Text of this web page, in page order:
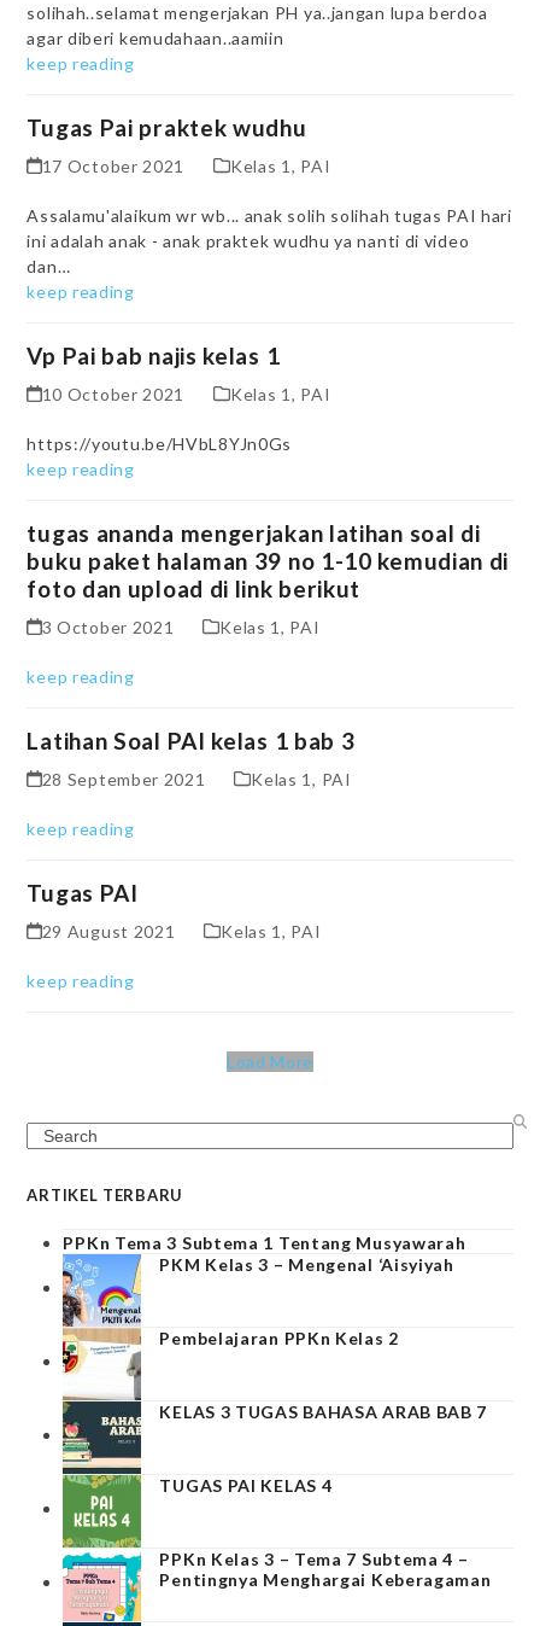
solihah..selamat mengerjakan PH ya..jangan lupa berdoa
agar diberi kemudahaan..aamiin
keep reading
Tugas Pai praktek wudhu
17 October 2021 Kelas 1 , PAI
Assalamu'alaikum wr wb... anak solih solihah tugas PAI hari
ini adalah anak - anak praktek wudhu ya nanti di video
dan…
keep reading
Vp Pai bab najis kelas 1
10 October 2021 Kelas 1 , PAI
https://youtu.be/HVbL8YJn0Gs
keep reading
tugas ananda mengerjakan latihan soal di
buku paket halaman 39 no 1-10 kemudian di
foto dan upload di link berikut
3 October 2021 Kelas 1, PAI
keep reading
Latihan Soal PAI kelas 1 bab 3
28 September 2021 Kelas 1, PAI
keep reading
Tugas PAI
29 August 2021 Kelas 1, PAI
keep reading
Load More
Search
ARTIKEL TERBARU
PPKn Tema 3 Subtema 1 Tentang Musyawarah
PKM Kelas 3 – Mengenal ‘Aisyiyah
Pembelajaran PPKn Kelas 2
KELAS 3 TUGAS BAHASA ARAB BAB 7
TUGAS PAI KELAS 4
PPKn Kelas 3 – Tema 7 Subtema 4 –
Pentingnya Menghargai Keberagaman